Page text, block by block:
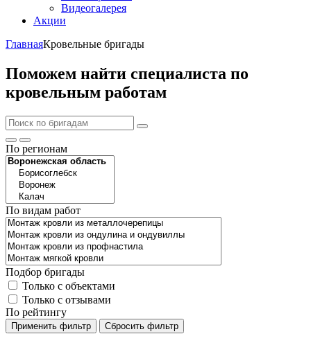
Видеогалерея
Акции
ГлавнаяКровельные бригады
Поможем найти специалиста по
кровельным работам
По регионам
По видам работ
Подбор бригады
Только с объектами
Только с отзывами
По рейтингу
Применить фильтр Сбросить фильтр